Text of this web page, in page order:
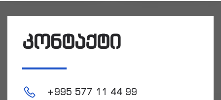
კონტაქტი
+995 577 11 44 99